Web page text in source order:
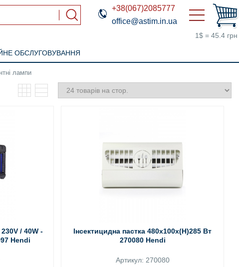
+38(067)2085777
office@astim.in.ua
1$ = 45.4 грн
ОБСЛУГОВУВАННЯ
лампи
/ 40W -
Hendi
Інсектицидна пастка 480x100x(H)285 Вт
270080 Hendi
Артикул: 270080